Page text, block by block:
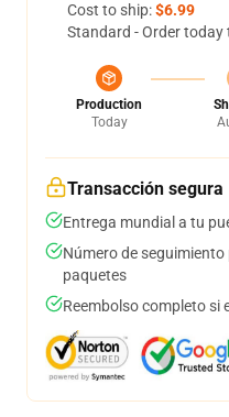
Cost to ship:$6.99
Standard - Order today
Production
Today
Transacción segura
Entrega mundial a tu
Número de
paquetes
Reembolso completo si